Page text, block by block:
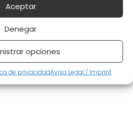
Aceptar
Denegar
opciones
de privacidadAviso Legal / Imprint